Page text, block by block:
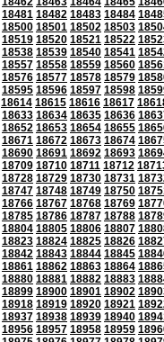
18481 18482 18483 18484
18500 18501 18502 18503
18519 18520 18521 18522
18538 18539 18540 18541
18557 18558 18559 18560
18576 18577 18578 18579
18595 18596 18597 18598
18614 18615 18616 18617
18633 18634 18635 18636
18652 18653 18654 18655
18671 18672 18673 18674
18690 18691 18692 18693
18709 18710 18711 18712
18728 18729 18730 18731
18747 18748 18749 18750
18766 18767 18768 18769
18785 18786 18787 18788
18804 18805 18806 18807
18823 18824 18825 18826
18842 18843 18844 18845
18861 18862 18863 18864
18880 18881 18882 18883
18899 18900 18901 18902
18918 18919 18920 18921
18937 18938 18939 18940
18956 18957 18958 18959